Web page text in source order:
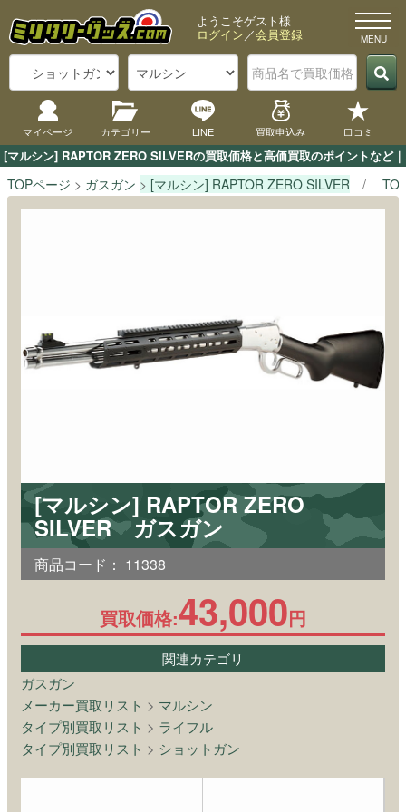
[マルシン] RAPTOR ZERO SILVERの買取価格と高価買取のポイントなど
ようこそゲスト様
ログイン／会員登録
マイページ カテゴリー LINE 買取申込み 口コミ
TOPページ ガスガン [マルシン] RAPTOR ZERO SILVER
[マルシン] RAPTOR ZERO
SILVER ガスガン
商品コード： 11338
買取価格:43,000円
関連カテゴリ
ガスガン
メーカー買取リスト > マルシン
タイプ別買取リスト > ライフル
タイプ別買取リスト > ショットガン